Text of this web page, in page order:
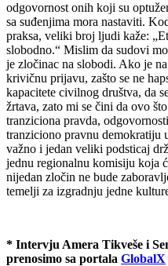
odgovornost onih koji su
sa suđenjima mora nastaviti.
praksa, veliki broj ljudi kaže:
slobodno.“ Mislim da sudovi
je zločinac na slobodi. Ako je
krivičnu prijavu, zašto se ne
kapacitete civilnog društva, da
žrtava, zato mi se čini da ovo
tranziciona pravda,
tranziciono pravnu demokratiju
važno i jedan veliki podsticaj
jednu regionalnu komisiju koja
nijedan zločin ne bude
temelji za izgradnju jedne
* Intervju Amera Tikveše i
prenosimo sa portala GlobalX